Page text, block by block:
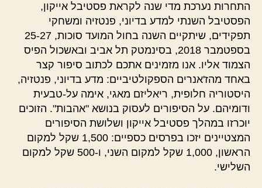
התחרות נערכת מדי שנה לקראת פסטיבל אייקון,
הפסטיבל השנתי למדע בדיוני, פנטזיה ומשחקי
תפקידים, שיתקיים השנה בחול המועד סוכות, 25-27
בספטמבר 2018, בסינמטק תל אביב ובאשכול הפיס
הצמוד אליו. אנו מזמינים אתכם לכתוב סיפור קצר
באחד מהז'אנרים הספקולטיביים: מדע בדיוני, פנטזיה,
היסטוריה חלופית, ריאליזם מאגי, אימה על-טבעית
ודומיהם. על הסיפורים לעסוק בנושא "אהבות". הזוכים
יוכרזו במהלך פסטיבל אייקון ושלושת הסיפורים
המצטיינים יזכו בפרסים כספיים: 1,500 שקל למקום
הראשון, 1,000 שקל למקום השני, ו-500 שקל למקום
השלישי.